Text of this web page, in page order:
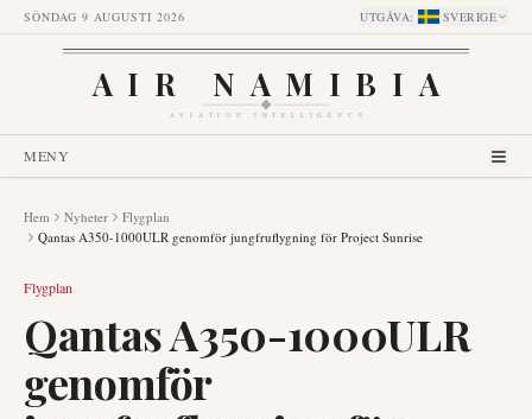
SÖNDAG 9 AUGUSTI 2026 UTGÅVA: SVERIGE
AIR NAMIBIA
AVIATION INTELLIGENCE
MENY
Hem Nyheter
Flygplan
Qantas A350-1000ULR genomför jungfruflygning för Project Sunrise
Flygplan
Qantas A350-1000ULR
genomför